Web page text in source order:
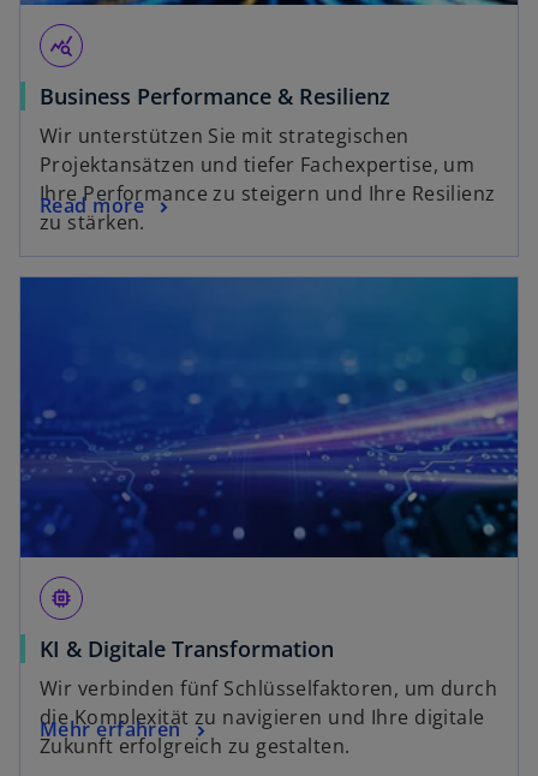
query_stats
Business Performance & Resilienz
Wir unterstützen Sie mit strategischen
Projektansätzen und tiefer Fachexpertise, um
Ihre Performance zu steigern und Ihre Resilienz
zu stärken.
Read more
memory
KI & Digitale Transformation
Wir verbinden fünf Schlüsselfaktoren, um durch
die Komplexität zu navigieren und Ihre digitale
Zukunft erfolgreich zu gestalten.
Mehr erfahren